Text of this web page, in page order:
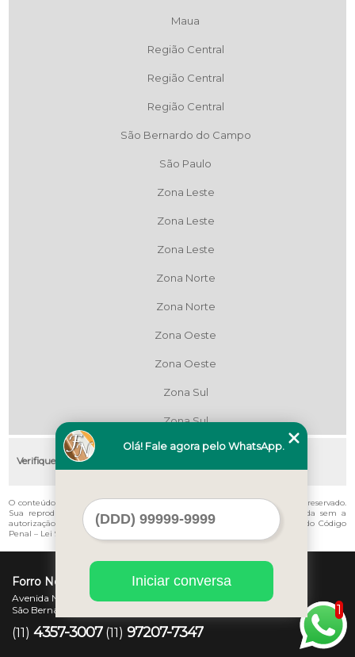
Maua
Região Central
Região Central
Região Central
São Bernardo do Campo
São Paulo
Zona Leste
Zona Leste
Zona Leste
Zona Norte
Zona Norte
Zona Oeste
Zona Oeste
Zona Sul
Zona Sul
Verifique as regiões que atendemos
O conteúdo do texto "Instalação de Pvc Valor Campo Limpo
" é de direito reservado.
Sua reprodução, parcial ou total, mesmo citando nossos links, é proibida sem a
autorização do autor. Crime de violação de direito autoral – artigo 184 do Código
Penal – Lei 9610/98 - Lei de direitos autorais
Forro Novo
Avenida Newton Monteiro de Andrade, 45 - Centro
São Bernardo do Campo - SP - CEP: 09725-370
(11) 4357-3007 (11) 97207-7347
1
Olá! Fale agora pelo WhatsApp.
Iniciar conversa